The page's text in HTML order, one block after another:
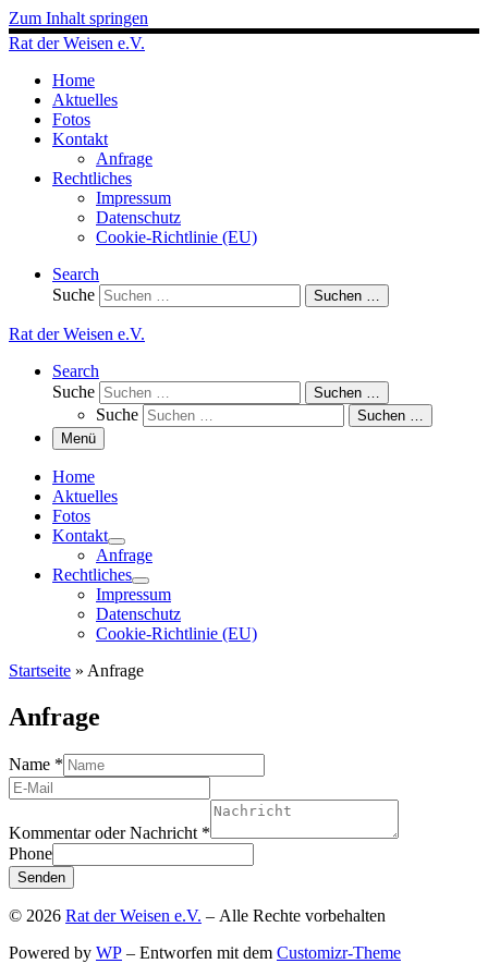
Zum Inhalt springen
Rat der Weisen e.V.
Home
Aktuelles
Fotos
Kontakt
Anfrage
Rechtliches
Impressum
Datenschutz
Cookie-Richtlinie (EU)
Search
Suche
Suchen …
Rat der Weisen e.V.
Search
Suche
Suchen …
Suche
Suchen …
Menü
Home
Aktuelles
Fotos
Kontakt
Anfrage
Rechtliches
Impressum
Datenschutz
Cookie-Richtlinie (EU)
Startseite » Anfrage
Anfrage
Name *
Kommentar oder Nachricht *
Phone
Senden
© 2026 Rat der Weisen e.V. – Alle Rechte vorbehalten
Powered by WP – Entworfen mit dem Customizr-Theme